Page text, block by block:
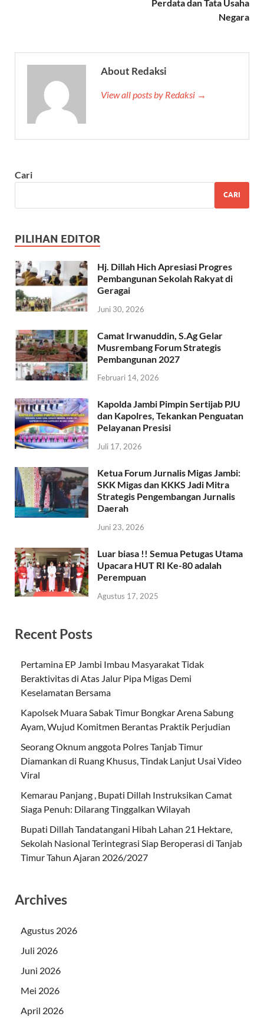
Perdata dan Tata Usaha
Negara
About Redaksi
View all posts by Redaksi →
Cari
CARI
PILIHAN EDITOR
Hj. Dillah Hich Apresiasi Progres
Pembangunan Sekolah Rakyat di
Geragai
Juni 30, 2026
Camat Irwanuddin, S.Ag Gelar
Musrembang Forum Strategis
Pembangunan 2027
Februari 14, 2026
Kapolda Jambi Pimpin Sertijab PJU
dan Kapolres, Tekankan Penguatan
Pelayanan Presisi
Juli 17, 2026
Ketua Forum Jurnalis Migas Jambi:
SKK Migas dan KKKS Jadi Mitra
Strategis Pengembangan Jurnalis
Daerah
Juni 23, 2026
Luar biasa !! Semua Petugas Utama
Upacara HUT RI Ke-80 adalah
Perempuan
Agustus 17, 2025
Recent Posts
Pertamina EP Jambi Imbau Masyarakat Tidak
Beraktivitas di Atas Jalur Pipa Migas Demi
Keselamatan Bersama
Kapolsek Muara Sabak Timur Bongkar Arena Sabung
Ayam, Wujud Komitmen Berantas Praktik Perjudian
Seorang Oknum anggota Polres Tanjab Timur
Diamankan di Ruang Khusus, Tindak Lanjut Usai Video
Viral
Kemarau Panjang , Bupati Dillah Instruksikan Camat
Siaga Penuh: Dilarang Tinggalkan Wilayah
Bupati Dillah Tandatangani Hibah Lahan 21 Hektare,
Sekolah Nasional Terintegrasi Siap Beroperasi di Tanjab
Timur Tahun Ajaran 2026/2027
Archives
Agustus 2026
Juli 2026
Juni 2026
Mei 2026
April 2026